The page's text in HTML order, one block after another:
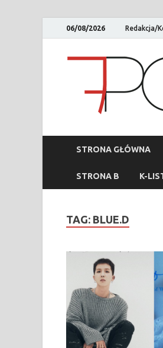
06/08/2026 Redakcja/
STRONA GŁÓWNA
STRONA B K-
TAG: BLUE.D